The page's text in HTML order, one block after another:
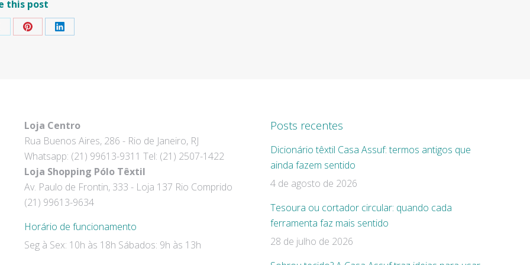
this post
Share Share
Loja Centro
Rua Buenos Aires, 286 - Rio de Janeiro, RJ
Whatsapp: (21) 99613-9311 Tel: (21) 2507-1422
Loja Shopping Pólo Têxtil
Av. Paulo de Frontin, 333 - Loja 137 Rio Comprido
(21) 99613-9634
Horário de funcionamento
Seg à Sex: 10h às 18h Sábados: 9h às 13h
Posts recentes
Dicionário têxtil Casa Assuf: termos antigos que
ainda fazem sentido
4 de agosto de 2026
Tesoura ou cortador circular: quando cada
ferramenta faz mais sentido
28 de julho de 2026